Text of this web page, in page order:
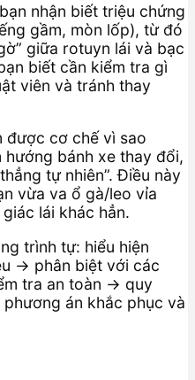
nhận biết triệu chứng
gầm, mòn lốp), từ đó
giữa rotuyn lái và bạc
biết cần kiểm tra gì
viên và tránh thay
được cơ chế vì sao
bánh xe thay đổi,
tự nhiên”. Điều này
vừa va ổ gà/leo vỉa
lái khác hẳn.
trình tự: hiểu hiện
→ phân biệt với các
tra an toàn → quy
án khắc phục và